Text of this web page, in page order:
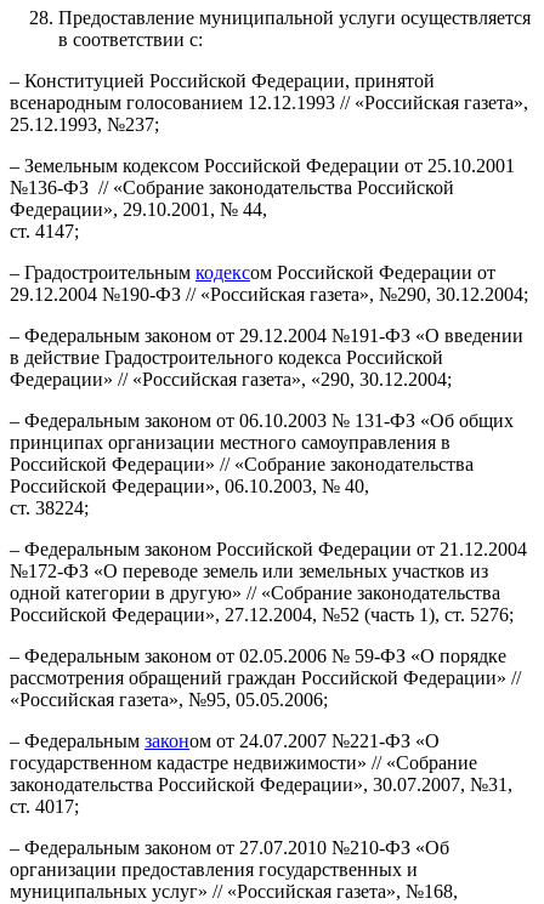
Предоставление муниципальной услуги осуществляется
в соответствии с:
– Конституцией Российской Федерации, принятой
всенародным голосованием 12.12.1993 // «Российская газета»,
25.12.1993, №237;
– Земельным кодексом Российской Федерации от 25.10.2001
№136-ФЗ // «Собрание законодательства Российской
Федерации», 29.10.2001, № 44,
ст. 4147;
– Градостроительным кодексом Российской Федерации от
29.12.2004 №190-ФЗ // «Российская газета», №290, 30.12.2004;
– Федеральным законом от 29.12.2004 №191-ФЗ «О введении
в действие Градостроительного кодекса Российской
Федерации» // «Российская газета», «290, 30.12.2004;
– Федеральным законом от 06.10.2003 № 131-ФЗ «Об общих
принципах организации местного самоуправления в
Российской Федерации» // «Собрание законодательства
Российской Федерации», 06.10.2003, № 40,
ст. 38224;
– Федеральным законом Российской Федерации от 21.12.2004
№172-ФЗ «О переводе земель или земельных участков из
одной категории в другую» // «Собрание законодательства
Российской Федерации», 27.12.2004, №52 (часть 1), ст. 5276;
– Федеральным законом от 02.05.2006 № 59-ФЗ «О порядке
рассмотрения обращений граждан Российской Федерации» //
«Российская газета», №95, 05.05.2006;
– Федеральным законом от 24.07.2007 №221-ФЗ «О
государственном кадастре недвижимости» // «Собрание
законодательства Российской Федерации», 30.07.2007, №31,
ст. 4017;
– Федеральным законом от 27.07.2010 №210-ФЗ «Об
организации предоставления государственных и
муниципальных услуг» // «Российская газета», №168,